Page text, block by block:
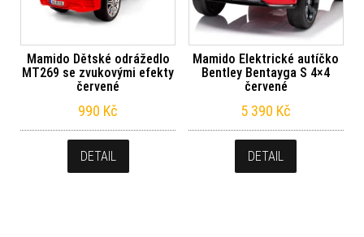
Mamido Dětské odrážedlo
MT269 se zvukovými efekty
červené
990 Kč
DETAIL
Mamido Elektrické autíčko
Bentley Bentayga S 4×4
červené
5 390 Kč
DETAIL